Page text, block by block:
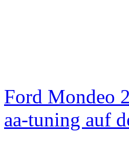
Ford Mondeo
aa-tuning auf